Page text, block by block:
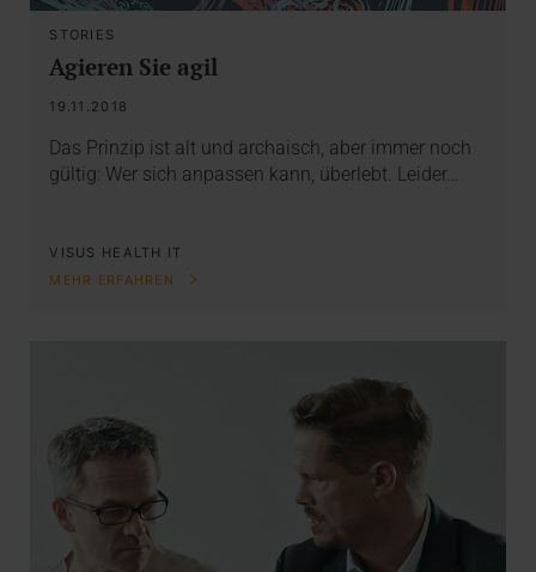
STORIES
Agieren Sie agil
19.11.2018
Das Prinzip ist alt und archaisch, aber immer noch
gültig: Wer sich anpassen kann, überlebt. Leider…
VISUS HEALTH IT
MEHR ERFAHREN